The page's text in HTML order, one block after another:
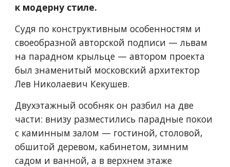
к модерну стиле.
Судя по конструктивным особенностям и
своеобразной авторской подписи — львам
на парадном крыльце — автором проекта
был знаменитый московский архитектор
Лев Николаевич Кекушев.
Двухэтажный особняк он разбил на две
части: внизу разместились парадные покои
с каминным залом — гостиной, столовой,
обшитой деревом, кабинетом, зимним
садом и ванной, а в верхнем этаже